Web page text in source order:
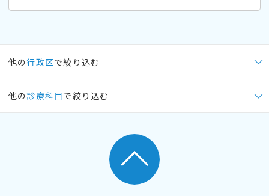
他の行政区で絞り込む
他の 診療科目で絞り込む